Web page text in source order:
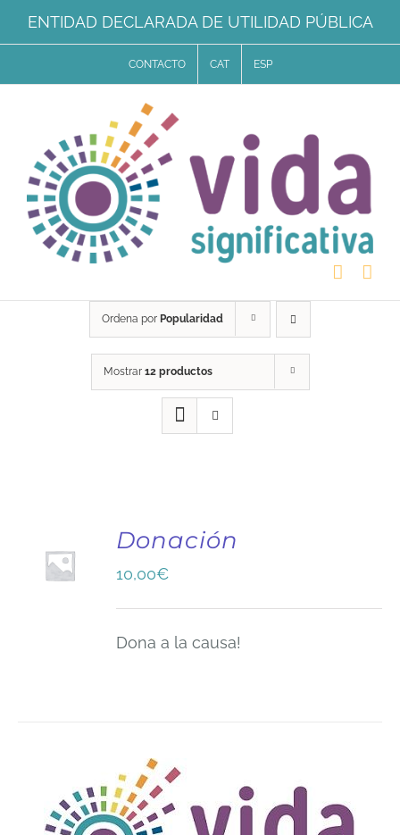
Saltar
al
ENTIDAD DECLARADA DE UTILIDAD PÚBLICA
CONTACTO CAT ESP
Ordena por Popularidad
Mostrar 12 productos
AL
CARRITO
Donación
10,00€
Dona a la causa!